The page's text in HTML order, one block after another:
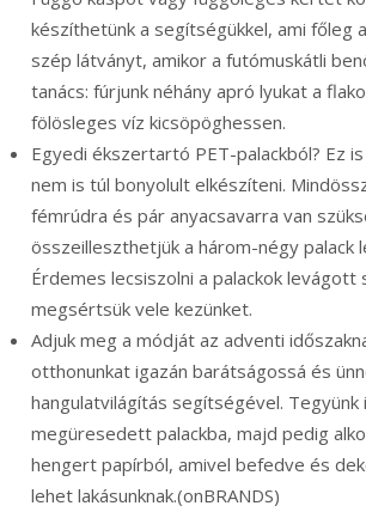
készíthetünk a segítségükkel, ami főleg
szép látványt, amikor a futómuskátli
tanács: fúrjunk néhány apró lyukat a
fölösleges víz kicsöpöghessen.
Egyedi ékszertartó PET-palackból? Ez
nem is túl bonyolult elkészíteni.
fémrúdra és pár anyacsavarra van
összeilleszthetjük a három-négy palack
Érdemes lecsiszolni a palackok levágott
megsértsük vele kezünket.
Adjuk meg a módját az adventi
otthonunkat igazán barátságossá és
hangulatvilágítás segítségével.
megüresedett palackba, majd pedig
hengert papírból, amivel befedve és
lehet lakásunknak.(onBRANDS)